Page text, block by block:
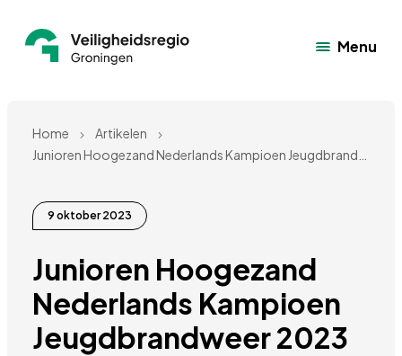
Menu
Home
Artikelen
9 oktober 2023
Junioren Hoogezand
Nederlands Kampioen
Jeugdbrandweer 2023